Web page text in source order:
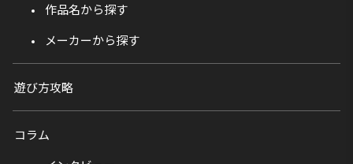
作品名から探す
メーカーから探す
遊び方攻略
コラム